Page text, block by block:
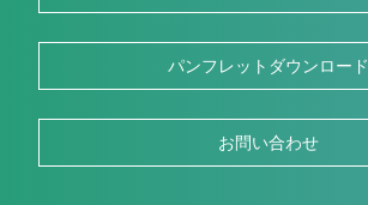
パンフレットダウンロード
お問い合わせ